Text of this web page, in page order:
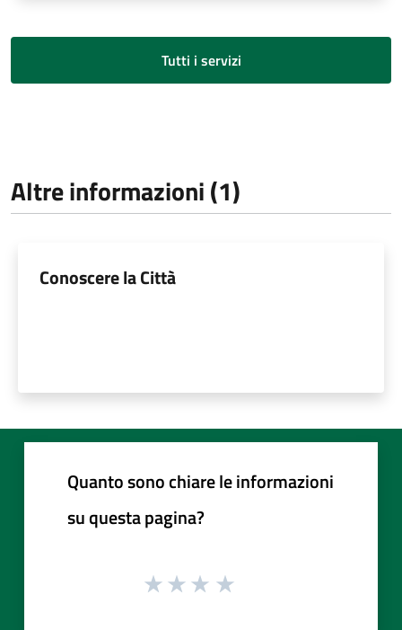
Tutti i servizi
Altre informazioni (1)
Conoscere la Città
Quanto sono chiare le informazioni
su questa pagina?